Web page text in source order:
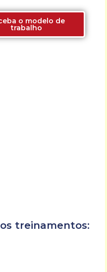
o modelo de
trabalho
treinamentos: